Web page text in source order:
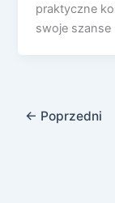
praktyczne
swoje szanse
← Poprzedni